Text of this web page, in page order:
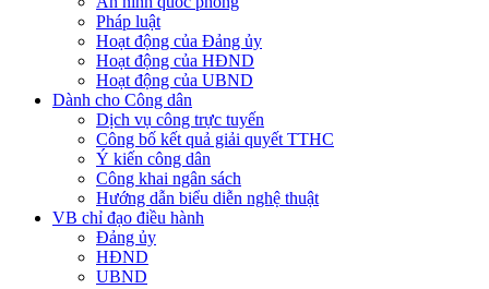
Pháp luật
Hoạt động của Đảng ủy
Hoạt động của HĐND
Hoạt động của UBND
Dành cho Công dân
Dịch vụ công trực tuyến
Công bố kết quả giải quyết TTHC
Ý kiến công dân
Công khai ngân sách
Hướng dẫn biểu diễn nghệ thuật
VB chỉ đạo điều hành
Đảng ủy
HĐND
UBND